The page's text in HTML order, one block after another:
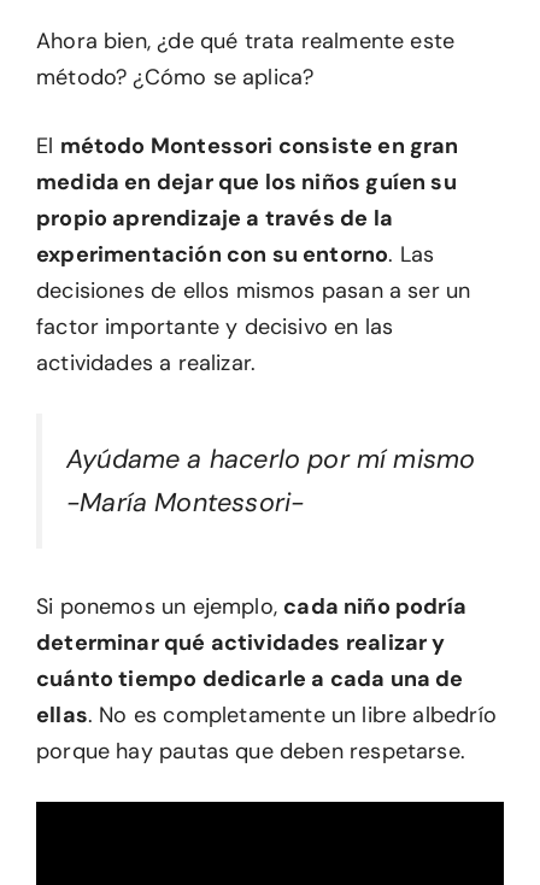
Ahora bien, ¿de qué trata realmente este
método? ¿Cómo se aplica?
El método Montessori consiste en gran
medida en dejar que los niños guíen su
propio aprendizaje a través de la
experimentación con su entorno. Las
decisiones de ellos mismos pasan a ser un
factor importante y decisivo en las
actividades a realizar.
Ayúdame a hacerlo por mí mismo
-María Montessori-
Si ponemos un ejemplo, cada niño podría
determinar qué actividades realizar y
cuánto tiempo dedicarle a cada una de
ellas. No es completamente un libre albedrío
porque hay pautas que deben respetarse.